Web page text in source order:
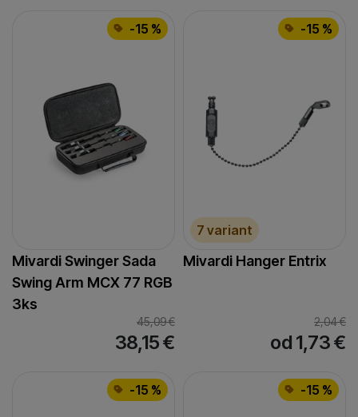
-15 %
Mivardi Swinger Sada
Swing Arm MCX 77 RGB
3ks
45,09€
38,15€
-15 %
7 variant
Mivardi Hanger Entrix
2,04€
od 1,73€
-15 % -15 %